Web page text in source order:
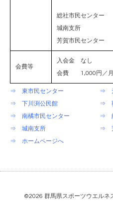
第3木曜
総社市民センター
城南支所 第1
芳賀市民センター
会費等
入会金 なし
会費 1,000円／月
⇒ 東市民センター
⇒
⇒ 下川渕公民館
⇒
⇒ 南橘市民センター
⇒
⇒ 城南支所
⇒
⇒ ホームページへ
©2026 群馬県スポーツウエルネ